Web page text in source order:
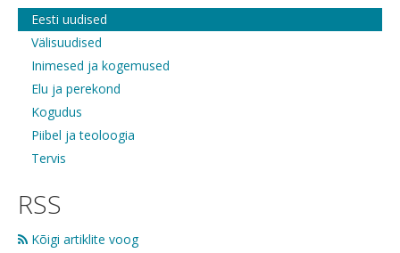
Eesti uudised
Välisuudised
Inimesed ja kogemused
Elu ja perekond
Kogudus
Piibel ja teoloogia
Tervis
RSS
Kõigi artiklite voog